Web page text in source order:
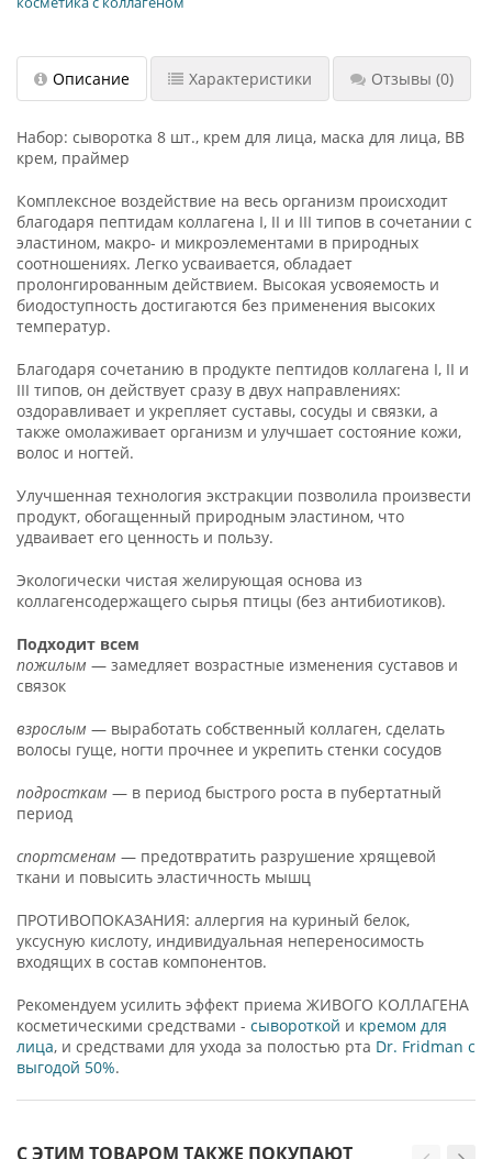
Описание Характеристики Отзывы (0)
Набор: сыворотка 8 шт., крем для лица, маска для лица, BB
крем, праймер
Комплексное воздействие на весь организм происходит
благодаря пептидам коллагена I, II и III типов в сочетании с
эластином, макро- и микроэлементами в природных
соотношениях. Легко усваивается, обладает
пролонгированным действием. Высокая усвояемость и
биодоступность достигаются без применения высоких
температур.
Благодаря сочетанию в продукте пептидов коллагена I, II и
III типов, он действует сразу в двух направлениях:
оздоравливает и укрепляет суставы, сосуды и связки, а
также омолаживает организм и улучшает состояние кожи,
волос и ногтей.
Улучшенная технология экстракции позволила произвести
продукт, обогащенный природным эластином, что
удваивает его ценность и пользу.
Экологически чистая желирующая основа из
коллагенсодержащего сырья птицы (без антибиотиков).
Подходит всем
пожилым — замедляет возрастные изменения суставов и
связок
взрослым — выработать собственный коллаген, сделать
волосы гуще, ногти прочнее и укрепить стенки сосудов
подросткам — в период быстрого роста в пубертатный
период
спортсменам — предотвратить разрушение хрящевой
ткани и повысить эластичность мышц
ПРОТИВОПОКАЗАНИЯ: аллергия на куриный белок,
уксусную кислоту, индивидуальная непереносимость
входящих в состав компонентов.
Рекомендуем усилить эффект приема ЖИВОГО КОЛЛАГЕНА
косметическими средствами - сывороткой и кремом для
лица, и средствами для ухода за полостью рта Dr. Fridman с
выгодой 50%.
С ЭТИМ ТОВАРОМ ТАКЖЕ ПОКУПАЮТ